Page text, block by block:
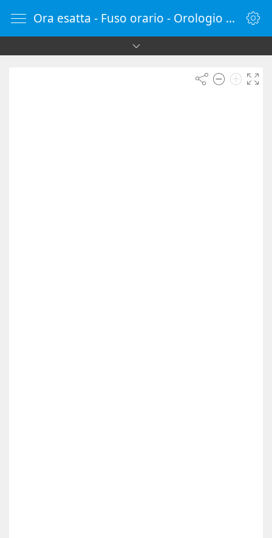
Ora esatta - Fuso orario - Orologio online